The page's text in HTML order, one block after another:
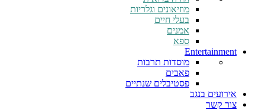
מוזיאונים וגלריות
בעלי חיים
אמנים
ספא
Entertainment
מוסדות תרבות
פאבים
פסטיבלים שנתיים
אירועים בנגב
צור קשר